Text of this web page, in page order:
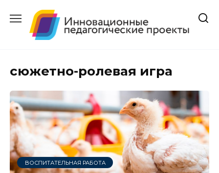
содержанию
сюжетно-ролевая игра
ВОСПИТАТЕЛЬНАЯ РАБОТА